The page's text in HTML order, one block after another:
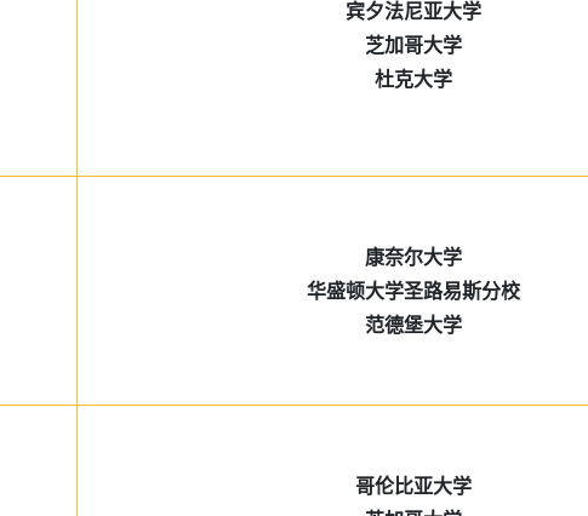
宾夕法尼亚大学
芝加哥大学
杜克大学
康奈尔大学
华盛顿大学圣路易斯分校
范德堡大学
哥伦比亚大学